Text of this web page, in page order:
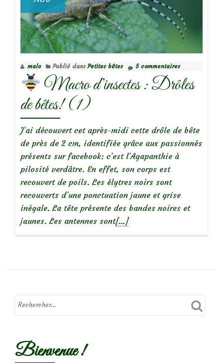
malo Publié dansPetites bêtes 5 commentaires
Macro d’insectes : Drôles
de bêtes! (1)
J’ai découvert cet après-midi cette drôle de bête
de près de 2 cm, identifiée grâce aux passionnés
présents sur facebook: c’est l’Agapanthie à
pilosité verdâtre. En effet, son corps est
recouvert de poils. Les élytres noirs sont
recouverts d’une ponctuation jaune et grise
inégale. La tête présente des bandes noires et
jaunes. Les antennes sontEn
d’insectes
[…]
Bienvenue !